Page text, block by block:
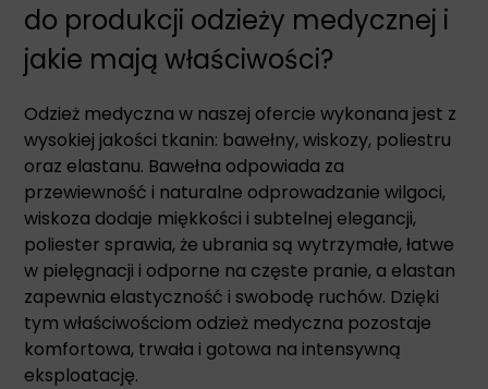
do produkcji odzieży medycznej i
jakie mają właściwości?
Odzież medyczna w naszej ofercie wykonana jest z
wysokiej jakości tkanin: bawełny, wiskozy, poliestru
oraz elastanu. Bawełna odpowiada za
przewiewność i naturalne odprowadzanie wilgoci,
wiskoza dodaje miękkości i subtelnej elegancji,
poliester sprawia, że ubrania są wytrzymałe, łatwe
w pielęgnacji i odporne na częste pranie, a elastan
zapewnia elastyczność i swobodę ruchów. Dzięki
tym właściwościom odzież medyczna pozostaje
komfortowa, trwała i gotowa na intensywną
eksploatację.